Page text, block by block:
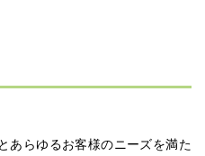
あらゆるお客様のニーズを満た